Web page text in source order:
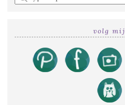
a
volg mij